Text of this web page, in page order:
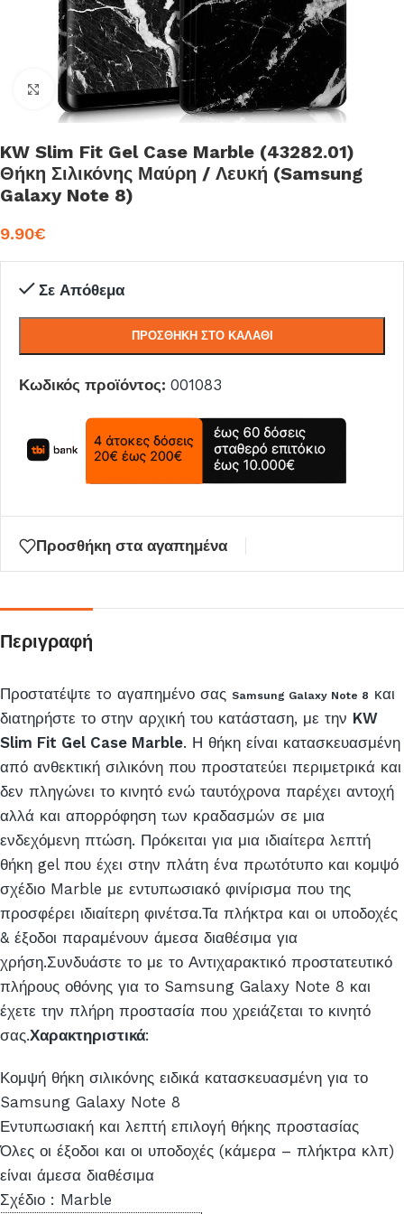
Click to enlarge
KW Slim Fit Gel Case Marble (43282.01)
Θήκη Σιλικόνης Μαύρη / Λευκή (Samsung
Galaxy Note 8)
9.90€
Σε Απόθεμα
ΠΡΟΣΘΉΚΗ ΣΤΟ ΚΑΛΆΘΙ
Κωδικός προϊόντος: 001083
Προσθήκη στα αγαπημένα
Περιγραφή
Προστατέψτε τo αγαπημένο σας Samsung Galaxy Note 8 και
διατηρήστε το στην αρχική του κατάσταση, με την KW
Slim Fit Gel Case Marble. Η θήκη είναι κατασκευασμένη
από ανθεκτική σιλικόνη που προστατεύει περιμετρικά και
δεν πληγώνει το κινητό ενώ ταυτόχρονα παρέχει αντοχή
αλλά και απορρόφηση των κραδασμών σε μια
ενδεχόμενη πτώση. Πρόκειται για μια ιδιαίτερα λεπτή
θήκη gel που έχει στην πλάτη ένα πρωτότυπο και κομψό
σχέδιο Marble με εντυπωσιακό φινίρισμα που της
προσφέρει ιδιαίτερη φινέτσα.Τα πλήκτρα και οι υποδοχές
& έξοδοι παραμένουν άμεσα διαθέσιμα για
χρήση.Συνδυάστε το με το Αντιχαρακτικό προστατευτικό
πλήρους οθόνης για το Samsung Galaxy Note 8 και
έχετε την πλήρη προστασία που χρειάζεται το κινητό
σας.Χαρακτηριστικά:
Κομψή θήκη σιλικόνης ειδικά κατασκευασμένη για το
Samsung Galaxy Note 8
Εντυπωσιακή και λεπτή επιλογή θήκης προστασίας
Όλες οι έξοδοι και οι υποδοχές (κάμερα – πλήκτρα κλπ)
είναι άμεσα διαθέσιμα
Σχέδιο : Marble